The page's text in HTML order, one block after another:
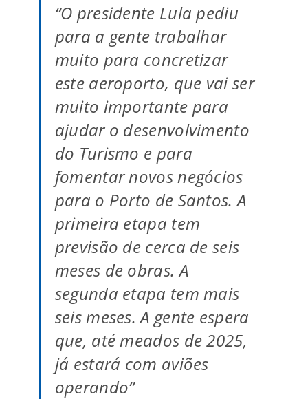
“O presidente Lula pediu
para a gente trabalhar
muito para concretizar
este aeroporto, que vai ser
muito importante para
ajudar o desenvolvimento
do Turismo e para
fomentar novos negócios
para o Porto de Santos. A
primeira etapa tem
previsão de cerca de seis
meses de obras. A
segunda etapa tem mais
seis meses. A gente espera
que, até meados de 2025,
já estará com aviões
operando”